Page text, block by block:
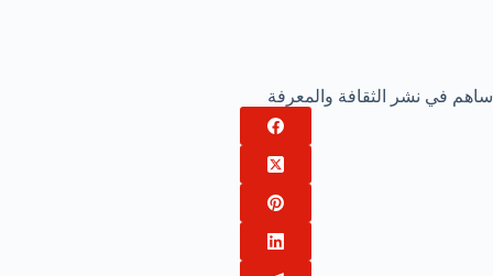
ساهم في نشر الثقافة والمعرفة